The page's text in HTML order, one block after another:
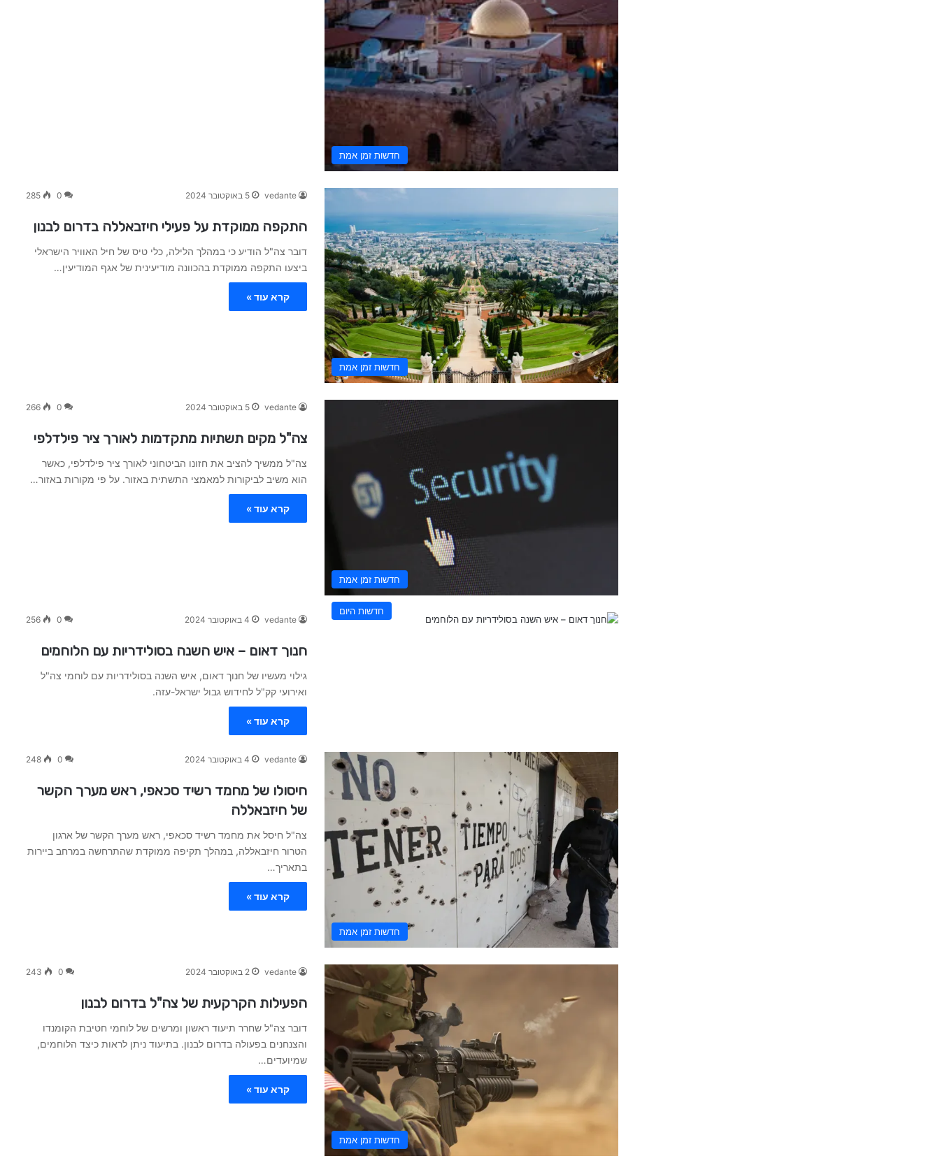
חדשות זמן אמת
חדשות זמן אמת
vedante 5 באוקטובר 2024 0
285
התקפה ממוקדת על פעילי חיזבאללה בדרום לבנון
דובר צה"ל הודיע כי במהלך הלילה, כלי טיס של חיל האוויר הישראלי
ביצעו התקפה ממוקדת בהכוונה מודיעינית של אגף המודיעין…
קרא עוד »
חדשות זמן אמת
vedante 5 באוקטובר 2024 0
266
צה"ל מקים תשתיות מתקדמות לאורך ציר פילדלפי
צה"ל ממשיך להציב את חזונו הביטחוני לאורך ציר פילדלפי, כאשר
הוא משיב לביקורות למאמצי התשתית באזור. על פי מקורות באזור…
קרא עוד »
חדשות היום
vedante 4 באוקטובר 2024 0
256
חנוך דאום – איש השנה בסולידריות עם הלוחמים
גילוי מעשיו של חנוך דאום, איש השנה בסולידריות עם לוחמי צה"ל
ואירועי קק"ל לחידוש גבול ישראל-עזה.
קרא עוד »
חדשות זמן אמת
vedante 4 באוקטובר 2024 0
248
חיסולו של מחמד רשיד סכאפי, ראש מערך הקשר
של חיזבאללה
צה"ל חיסל את מחמד רשיד סכאפי, ראש מערך הקשר של ארגון
הטרור חיזבאללה, במהלך תקיפה ממוקדת שהתרחשה במרחב ביירות
בתאריך…
קרא עוד »
חדשות זמן אמת
vedante 2 באוקטובר 2024 0
243
הפעילות הקרקעית של צה"ל בדרום לבנון
דובר צה"ל שחרר תיעוד ראשון ומרשים של לוחמי חטיבת הקומנדו
והצנחנים בפעולה בדרום לבנון. בתיעוד ניתן לראות כיצד הלוחמים,
שמיועדים…
קרא עוד »